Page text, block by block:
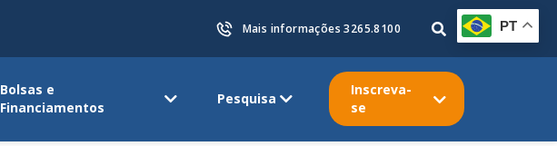
Mais informações 3265.8100
Bolsas e
Financiamentos
Pesquisa
Inscreva-
se
PT